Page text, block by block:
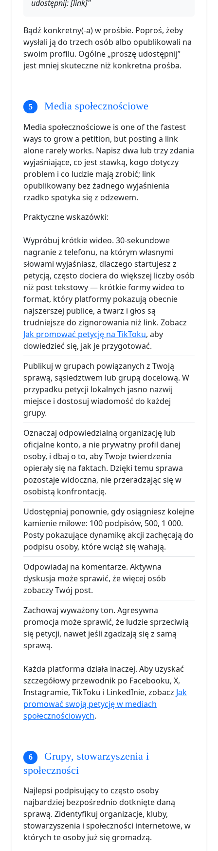
udostępnij: [link]"
Bądź konkretny(-a) w prośbie. Poproś, żeby
wysłali ją do trzech osób albo opublikowali na
swoim profilu. Ogólne „proszę udostępnij”
jest mniej skuteczne niż konkretna prośba.
Media społecznościowe
Media społecznościowe is one of the fastest
ways to grow a petition, but posting a link
alone rarely works. Napisz dwa lub trzy zdania
wyjaśniające, co jest stawką, kogo dotyczy
problem i co ludzie mają zrobić; link
opublikowany bez żadnego wyjaśnienia
rzadko spotyka się z odzewem.
Praktyczne wskazówki:
Wypróbuj krótkie wideo. 30-sekundowe
nagranie z telefonu, na którym własnymi
słowami wyjaśniasz, dlaczego startujesz z
petycją, często dociera do większej liczby osób
niż post tekstowy — krótkie formy wideo to
format, który platformy pokazują obecnie
najszerszej publice, a twarz i głos są
trudniejsze do zignorowania niż link. Zobacz
Jak promować petycję na TikToku, aby
dowiedzieć się, jak je przygotować.
Publikuj w grupach powiązanych z Twoją
sprawą, sąsiedztwem lub grupą docelową. W
przypadku petycji lokalnych jasno nazwij
miejsce i dostosuj wiadomość do każdej
grupy.
Oznaczaj odpowiedzialną organizację lub
oficjalne konto, a nie prywatny profil danej
osoby, i dbaj o to, aby Twoje twierdzenia
opierały się na faktach. Dzięki temu sprawa
pozostaje widoczna, nie przeradzając się w
osobistą konfrontację.
Udostępniaj ponownie, gdy osiągniesz kolejne
kamienie milowe: 100 podpisów, 500, 1 000.
Posty pokazujące dynamikę akcji zachęcają do
podpisu osoby, które wciąż się wahają.
Odpowiadaj na komentarze. Aktywna
dyskusja może sprawić, że więcej osób
zobaczy Twój post.
Zachowaj wyważony ton. Agresywna
promocja może sprawić, że ludzie sprzeciwią
się petycji, nawet jeśli zgadzają się z samą
sprawą.
Każda platforma działa inaczej. Aby uzyskać
szczegółowy przewodnik po Facebooku, X,
Instagramie, TikToku i LinkedInie, zobacz Jak
promować swoją petycję w mediach
społecznościowych.
Grupy, stowarzyszenia i
społeczności
Najlepsi podpisujący to często osoby
najbardziej bezpośrednio dotknięte daną
sprawą. Zidentyfikuj organizacje, kluby,
stowarzyszenia i społeczności internetowe, w
których te osoby już się gromadzą.